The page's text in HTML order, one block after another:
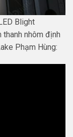
Blight
nhôm định
Phạm Hùng: